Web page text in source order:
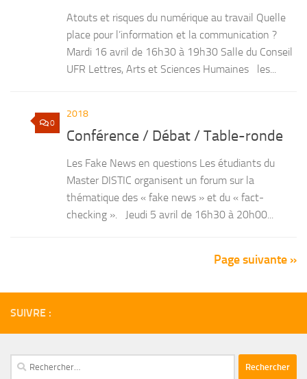
Atouts et risques du numérique au travail Quelle
place pour l’information et la communication ?
Mardi 16 avril de 16h30 à 19h30 Salle du Conseil
UFR Lettres, Arts et Sciences Humaines les...
0
2018
Conférence / Débat / Table-ronde
Les Fake News en questions Les étudiants du
Master DISTIC organisent un forum sur la
thématique des « fake news » et du « fact-
checking ». Jeudi 5 avril de 16h30 à 20h00...
Page suivante »
SUIVRE :
Rechercher :